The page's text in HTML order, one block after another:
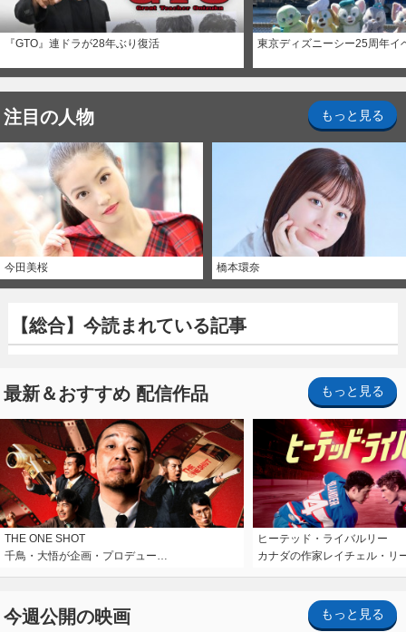
『GTO』連ドラが28年ぶり復活 東京ディズニーシー25周年イ
注目の人物 もっと見る
今田美桜 橋本環奈
【総合】今読まれている記事
最新＆おすすめ 配信作品 もっと見る
THE ONE SHOT
千鳥・大悟が企画・プロデュー…
ヒーテッド・ライバルリー
カナダの作家レイチェル・リ
今週公開の映画 もっと見る